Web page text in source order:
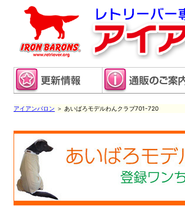
アイアンバロン ＞ あいばろモデルわんクラブ701-720